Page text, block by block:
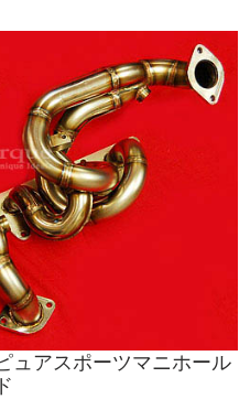
ュアスポーツマニホール
ド